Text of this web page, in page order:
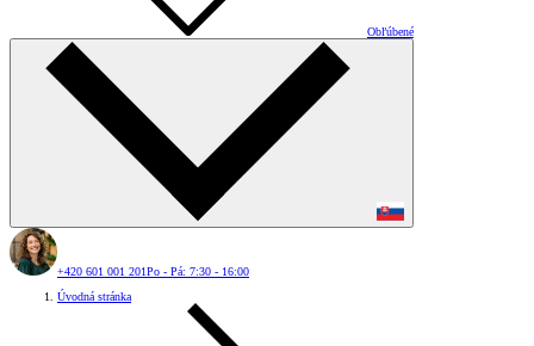
Obľúbené
+420 601 001 201Po - Pá: 7:30 - 16:00
Úvodná stránka